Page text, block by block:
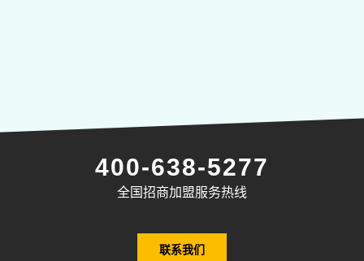
400-638-5277
全国招商加盟服务热线
联系我们